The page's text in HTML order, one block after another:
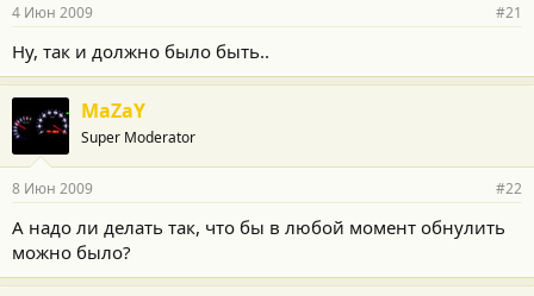
4 Июн 2009 #21
Ну, так и должно было быть..
MaZaY
Super Moderator
8 Июн 2009 #22
А надо ли делать так, что бы в любой момент обнулить
можно было?